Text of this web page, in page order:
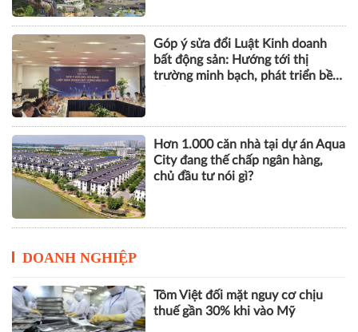
Góp ý sửa đổi Luật Kinh doanh
bất động sản: Hướng tới thị
trường minh bạch, phát triển bền
Hơn 1.000 căn nhà tại dự án Aqua
City đang thế chấp ngân hàng,
chủ đầu tư nói gì?
DOANH NGHIỆP
Tôm Việt đối mặt nguy cơ chịu
thuế gần 30% khi vào Mỹ